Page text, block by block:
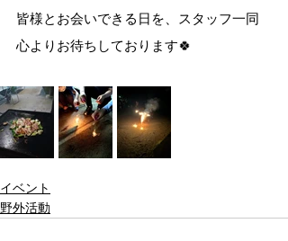
皆様とお会いできる日を、スタッフ一同
心よりお待ちしております🍀
イベント
野外活動